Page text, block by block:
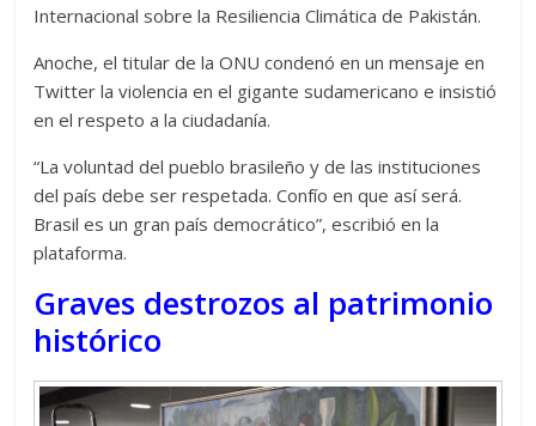
Internacional sobre la Resiliencia Climática de Pakistán.
Anoche, el titular de la ONU condenó en un mensaje en
Twitter la violencia en el gigante sudamericano e insistió
en el respeto a la ciudadanía.
“La voluntad del pueblo brasileño y de las instituciones
del país debe ser respetada. Confío en que así será.
Brasil es un gran país democrático”, escribió en la
plataforma.
Graves destrozos al patrimonio
histórico